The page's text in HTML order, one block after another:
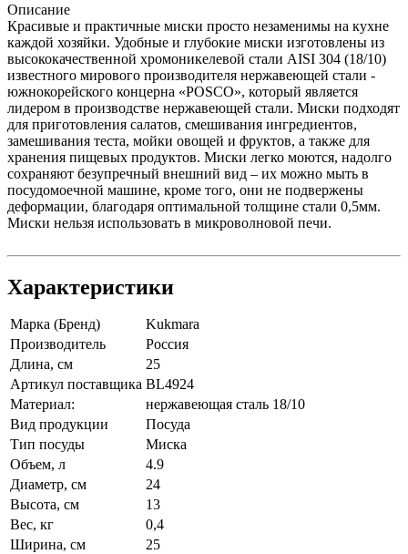
Описание
Красивые и практичные миски просто незаменимы на кухне
каждой хозяйки. Удобные и глубокие миски изготовлены из
высококачественной хромоникелевой стали AISI 304 (18/10)
известного мирового производителя нержавеющей стали -
южнокорейского концерна «POSCO», который является
лидером в производстве нержавеющей стали. Миски подходят
для приготовления салатов, смешивания ингредиентов,
замешивания теста, мойки овощей и фруктов, а также для
хранения пищевых продуктов. Миски легко моются, надолго
сохраняют безупречный внешний вид – их можно мыть в
посудомоечной машине, кроме того, они не подвержены
деформации, благодаря оптимальной толщине стали 0,5мм.
Миски нельзя использовать в микроволновой печи.
Характеристики
Марка (Бренд)
Kukmara
Производитель
Россия
Длина, см
25
Артикул поставщика BL4924
Материал:
нержавеющая сталь 18/10
Вид продукции
Посуда
Тип посуды
Миска
Объем, л
4.9
Диаметр, см
24
Высота, см
13
Вес, кг
0,4
Ширина, см
25